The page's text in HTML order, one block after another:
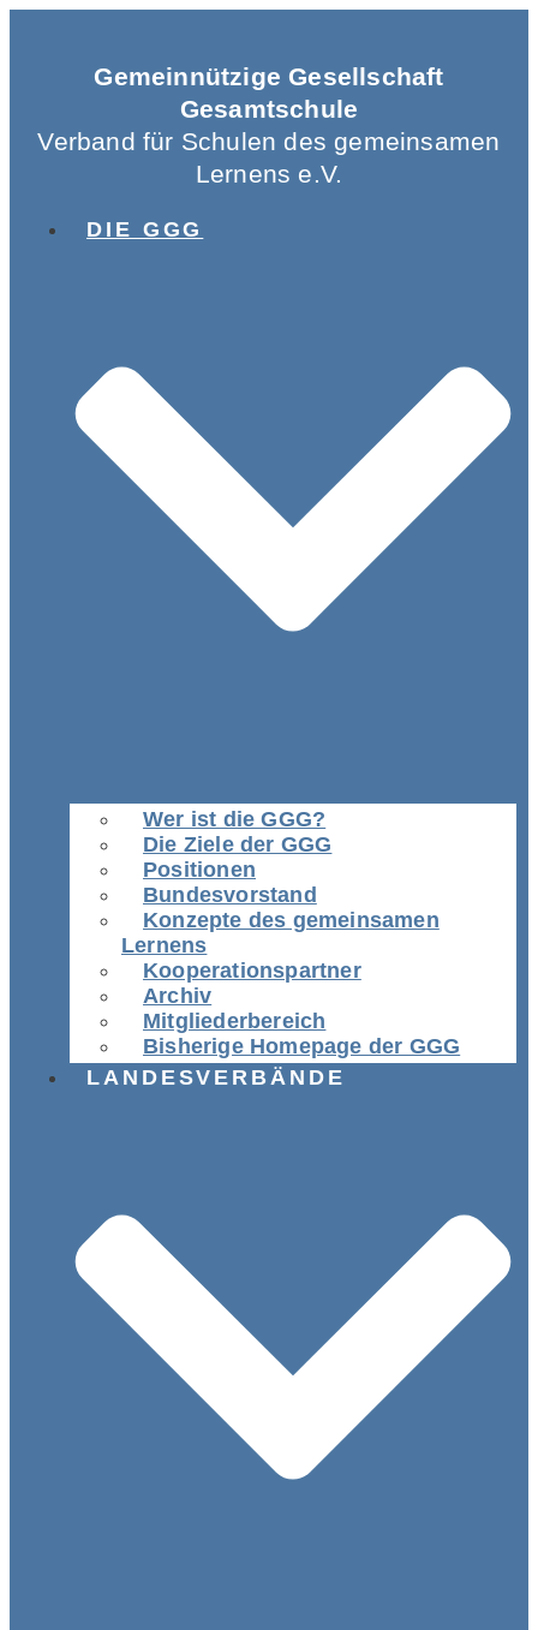
Gemeinnützige Gesellschaft
Gesamtschule
Verband für Schulen des gemeinsamen
Lernens e.V.
DIE GGG
Wer ist die GGG?
Die Ziele der GGG
Positionen
Bundesvorstand
Konzepte des gemeinsamen
Lernens
Kooperationspartner
Archiv
Mitgliederbereich
Bisherige Homepage der GGG
LANDESVERBÄNDE